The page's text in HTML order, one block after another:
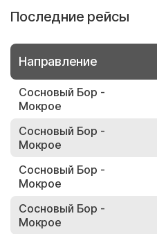
Последние рейсы
Направление
Сосновый Бор -
Мокрое
Сосновый Бор -
Мокрое
Сосновый Бор -
Мокрое
Сосновый Бор -
Мокрое